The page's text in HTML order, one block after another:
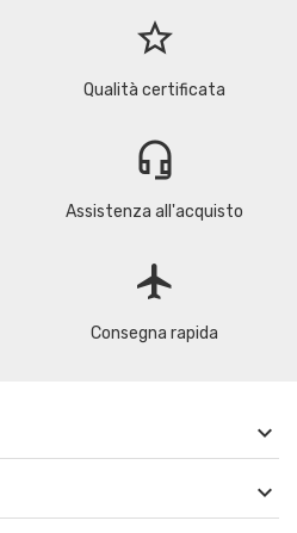
star_border
Qualità certificata
headset_mic
Assistenza all'acquisto
flight
Consegna rapida

